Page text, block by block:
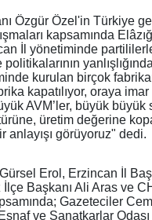
Özgür Özel'in Türkiye
kapsamında
İl yönetiminde
kurulan birçok
kapatılıyor, oraya imar
AVM’ler, büyük
üretim değerine
anlayışı görüyoruz" dedi.
Erol, Erzincan İl
İlçe Başkanı Ali Aras ve
Gazeteciler
ve Sanatkarlar